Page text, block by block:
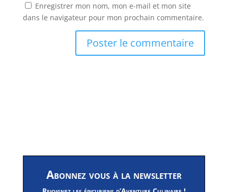
Enregistrer mon nom, mon e-mail et mon site
dans le navigateur pour mon prochain commentaire.
Abonnez vous à la newsletter